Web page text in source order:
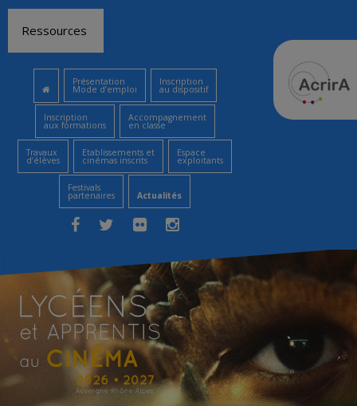
contenu
Ressources
Présentation
Mode d’emploi
Inscription
au dispositif
Inscription
aux formations
Accompagnement
en classe
Travaux
d’élèves
Etablissements et
cinémas inscrits
Espace
exploitants
Festivals
partenaires Actualités